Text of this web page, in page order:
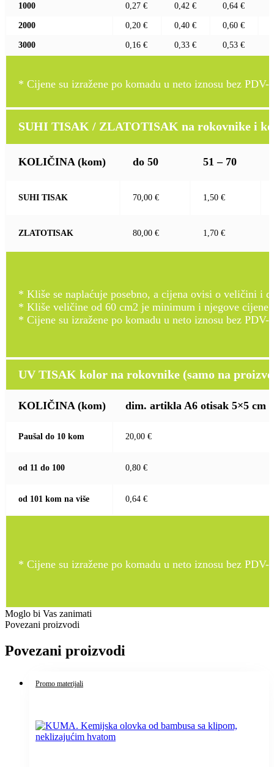
1000 0,27 € 0,42 € 0,64 €
2000 0,20 € 0,40 € 0,60 €
3000 0,16 € 0,33 € 0,53 €
* Cijene su izražene po komadu u neto iznosu bez PDV-
SUHI TISAK / ZLATOTISAK na rokovnike i
KOLIČINA (kom) do 50 51 – 70
SUHI TISAK 70,00 € 1,50 €
ZLATOTISAK 80,00 € 1,70 €
* Kliše se naplaćuje posebno, a cijena ovisi o veličini i
* Kliše veličine od 60 cm2 je minimum i njegove cijene
* Cijene su izražene po komadu u neto iznosu bez PDV-
UV TISAK kolor na rokovnike (samo na
KOLIČINA (kom) dim. artikla A6 otisak 5×5 cm
Paušal do 10 kom 20,00 €
od 11 do 100 0,80 €
od 101 kom na više 0,64 €
* Cijene su izražene po komadu u neto iznosu bez PDV-
Moglo bi Vas zanimati
Povezani proizvodi
Povezani proizvodi
Promo materijali